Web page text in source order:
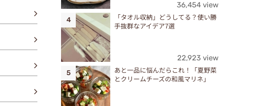
36,454 view
「タオル収納」どうしてる？使い勝
手抜群なアイデア7選
22,923 view
あと一品に悩んだらこれ！「夏野菜
とクリームチーズの和風マリネ」